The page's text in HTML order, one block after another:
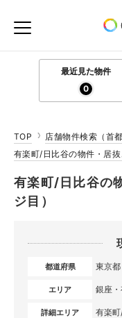
最近見た物件
0
TOP
店舗物件検索（首都
有楽町/日比谷の物件・居
有楽町/日比谷の
ジ目）
都道府県 東京都
エリア 銀座
詳細エリア 有楽